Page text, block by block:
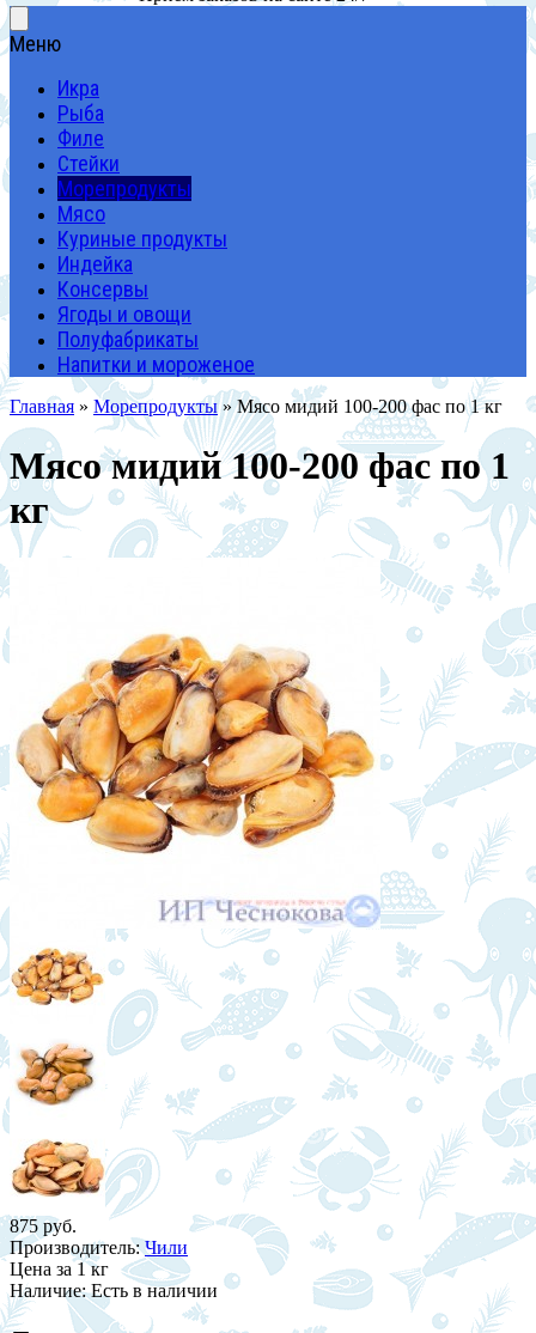
Меню
Икра
Рыба
Филе
Стейки
Морепродукты
Мясо
Куриные продукты
Индейка
Консервы
Ягоды и овощи
Полуфабрикаты
Напитки и мороженое
Главная » Морепродукты» Мясо мидий 100-200 фас по 1 кг
Мясо мидий 100-200 фас по 1
кг
875 руб.
Производитель: Чили
Цена за 1 кг
Наличие:Есть в наличии